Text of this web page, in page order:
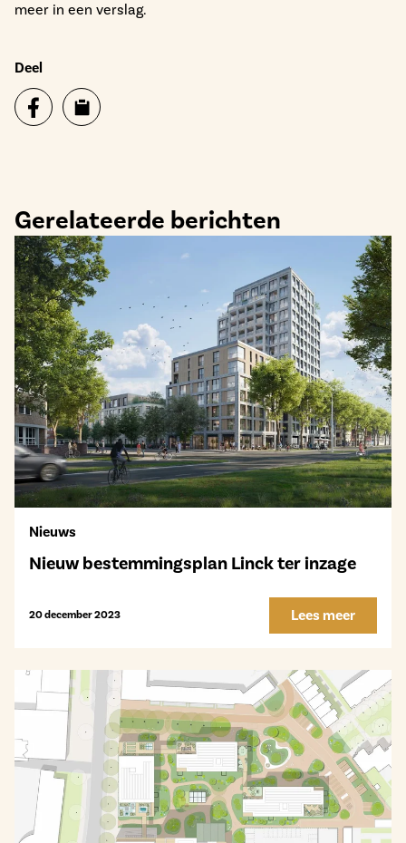
meer in een verslag.
Deel
Gerelateerde berichten
Nieuws
Nieuw bestemmingsplan Linck ter inzage
20 december 2023 Lees meer